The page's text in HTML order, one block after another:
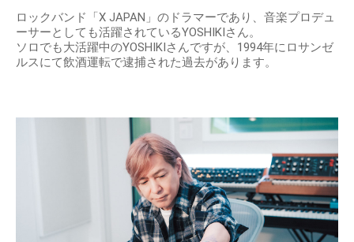
ロックバンド「X JAPAN」のドラマーであり、音楽プロデュ
ーサーとしても活躍されているYOSHIKIさん。
ソロでも大活躍中のYOSHIKIさんですが、1994年にロサンゼ
ルスにて飲酒運転で逮捕された過去があります。